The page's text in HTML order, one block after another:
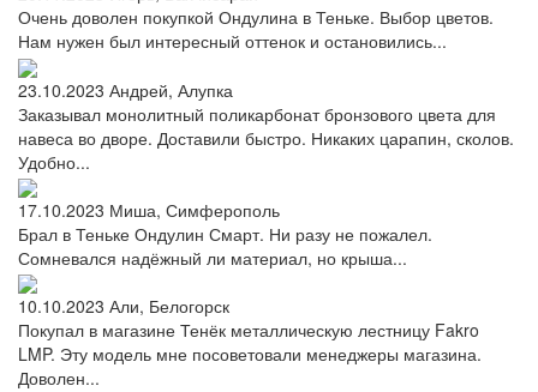
Очень доволен покупкой Ондулина в Теньке. Выбор цветов.
Нам нужен был интересный оттенок и остановились...
23.10.2023 Андрей, Алупка
Заказывал монолитный поликарбонат бронзового цвета для
навеса во дворе. Доставили быстро. Никаких царапин, сколов.
Удобно...
17.10.2023 Миша, Симферополь
Брал в Теньке Ондулин Смарт. Ни разу не пожалел.
Сомневался надёжный ли материал, но крыша...
10.10.2023 Али, Белогорск
Покупал в магазине Тенёк металлическую лестницу Fakro
LMP. Эту модель мне посоветовали менеджеры магазина.
Доволен...